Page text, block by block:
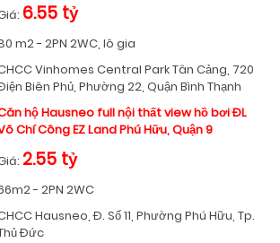
6.55 tỷ
m2 - 2PN 2WC, lô gia
Vinhomes Central Park Tân Cảng, 720
Biên Phủ, Phường 22, Quận Bình Thạnh
hộ Hausneo full nội thất view hồ bơi ĐL
Chí Công EZ Land Phú Hữu, Quận 9
2.55 tỷ
- 2PN 2WC
Hausneo, Đ. Số 11, Phường Phú Hữu, Tp.
Đức